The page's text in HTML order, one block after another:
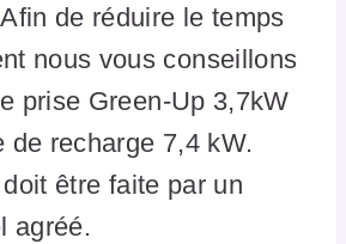
de réduire le temps
nous vous conseillons
prise Green-Up 3,7kW
de recharge 7,4 kW.
doit être faite par un
agréé.